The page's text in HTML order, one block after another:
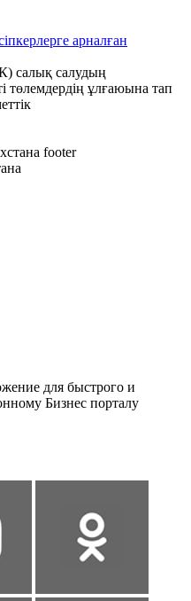
арналған
салық салудың
төлемдердің ұлғаюына тап
для быстрого и
Бизнес порталу